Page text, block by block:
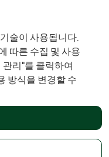
유. 한국내쇼날인스트루먼
로 108, 36층 (여의도동,
와이안드라데 | 사업자 등
3400
술이 사용됩니다.
따른 수집 및 사용
리"를 클릭하여
방식을 변경할 수